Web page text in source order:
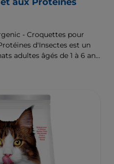
- Croquettes pour
d'Insectes est un
adultes âgés de 1 à 6 ans.